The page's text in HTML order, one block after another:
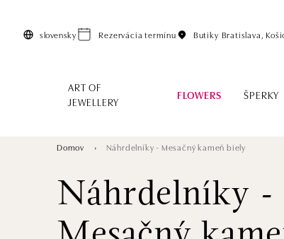
slovensky Rezervácia termínu Butiky Bratislava,
ART OF
JEWELLERY
FLOWERS ŠPERKY
Domov Náhrdelníky - Mesačný kameň biely
Náhrdelníky -